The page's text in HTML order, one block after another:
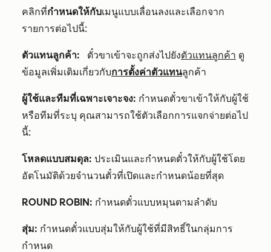
คลิกที่กำหนดให้กับเมนูแบบเลื่อนลงและเลือกจาก
รายการต่อไปนี้:
ตัวแทนลูกค้า: ตั๋วขาเข้าจะถูกส่งไปยังตัวแทนลูกค้า ดู
ข้อมูลเพิ่มเติมเกี่ยวกับการตั้งค่าตัวแทนลูกค้า
ผู้ใช้และทีมที่เฉพาะเจาะจง: กำหนดตั๋วขาเข้าให้กับผู้ใช้
หรือทีมที่ระบุ คุณสามารถใช้ตัวเลือกการแจกจ่ายต่อไป
นี้:
โหลดแบบสมดุล: ประเมินและกำหนดตั๋วให้กับผู้ใช้โดย
อัตโนมัติด้วยจำนวนตั๋วที่เปิดและกำหนดน้อยที่สุด
ROUND ROBIN: กำหนดตั๋วแบบหมุนตามลำดับ
สุ่ม: กำหนดตั๋วแบบสุ่มให้กับผู้ใช้ที่มีสิทธิ์ในกลุ่มการ
กำหนด